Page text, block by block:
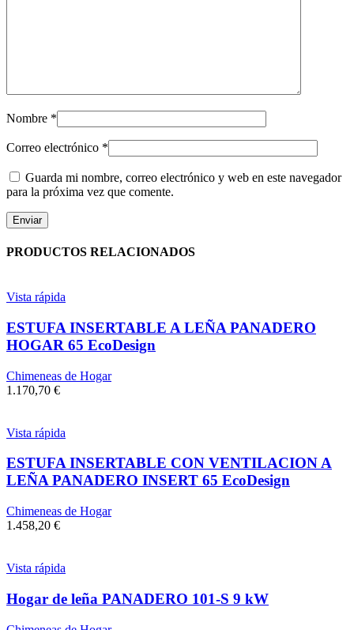
Nombre *
Correo electrónico *
Guarda mi nombre, correo electrónico y web en este navegador
para la próxima vez que comente.
PRODUCTOS RELACIONADOS
Vista rápida
ESTUFA INSERTABLE A LEÑA PANADERO
HOGAR 65 EcoDesign
Chimeneas de Hogar
1.170,70 €
Vista rápida
ESTUFA INSERTABLE CON VENTILACION A
LEÑA PANADERO INSERT 65 EcoDesign
Chimeneas de Hogar
1.458,20 €
Vista rápida
Hogar de leña PANADERO 101-S 9 kW